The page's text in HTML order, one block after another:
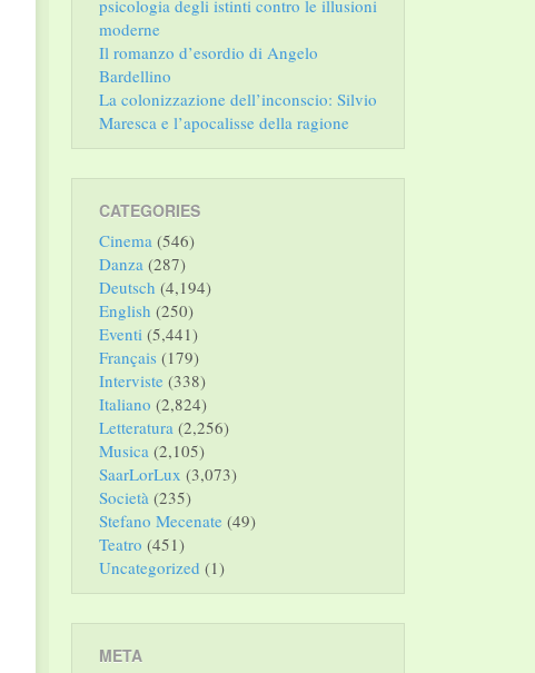
psicologia degli istinti contro le illusioni
moderne
Il romanzo d’esordio di Angelo
Bardellino
La colonizzazione dell’inconscio: Silvio
Maresca e l’apocalisse della ragione
CATEGORIES
Cinema (546)
Danza (287)
Deutsch (4,194)
English (250)
Eventi (5,441)
Français (179)
Interviste (338)
Italiano (2,824)
Letteratura (2,256)
Musica (2,105)
SaarLorLux (3,073)
Società (235)
Stefano Mecenate (49)
Teatro (451)
Uncategorized (1)
META